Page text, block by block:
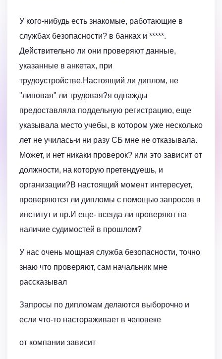
У кого-нибудь есть знакомые, работающие в
службах безопасности? в банках и *****.
Действительно ли они проверяют данные,
указанные в анкетах, при
трудоустройстве.Настоящий ли диплом, не
"липовая" ли трудовая?я однажды
предоставляла поддельную регистрацию, еще
указывала место учебы, в котором уже несколько
лет не училась-и ни разу СБ мне не отказывала.
Может, и нет никаки проверок? или это зависит от
должности, на которую претендуешь, и
организации?В настоящий момент интересует,
проверяются ли дипломы с помощью запросов в
институт и пр.И еще- всегда ли проверяют на
наличие судимостей в прошлом?
У нас очень мощная служба безопасности, точно
знаю что проверяют, сам начальник мне
рассказывал
Запросы по дипломам делаются выборочно и
если что-то настораживает в человеке
от компании зависит